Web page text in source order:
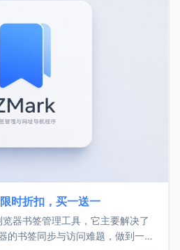
时折扣，买一送一
器书签管理工具，它主要解决了
的书签同步与访问难题，做到一处